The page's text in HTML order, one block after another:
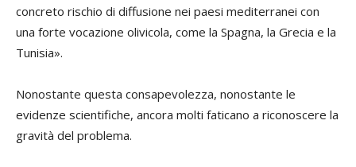
concreto rischio di diffusione nei paesi mediterranei con
una forte vocazione olivicola, come la Spagna, la Grecia e la
Tunisia».
Nonostante questa consapevolezza, nonostante le
evidenze scientifiche, ancora molti faticano a riconoscere la
gravità del problema.